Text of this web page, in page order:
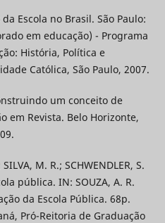
Escola no Brasil. São Paulo:
em educação) - Programa
História, Política e
Católica, São Paulo, 2007.
um conceito de
em Revista. Belo Horizonte,
M. R.; SCHWENDLER, S.
pública. IN: SOUZA, A. R.
da Escola Pública. 68p.
Pró-Reitoria de Graduação